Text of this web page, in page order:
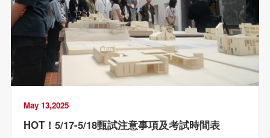
May 13,2025
HOT！5/17-5/18甄試注意事項及考試時間表